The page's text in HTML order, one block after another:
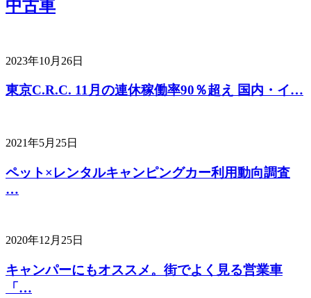
中古車
2023年10月26日
東京C.R.C. 11月の連休稼働率90％超え 国内・イ…
2021年5月25日
ペット×レンタルキャンピングカー利用動向調査
…
2020年12月25日
キャンパーにもオススメ。街でよく見る営業車
「…